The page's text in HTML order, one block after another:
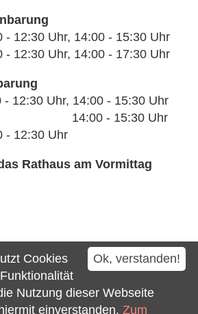
Uhr, 14:00 - 15:30 Uhr
12:30 Uhr, 14:00 - 17:30 Uhr
Uhr, 14:00 - 15:30 Uhr
- 15:30 Uhr
Uhr
Rathaus am Vormittag
Kontakt
Impressum
Datenschutz
Ok, verstanden!
Cookies
Nutzung dieser Webseite
einverstanden. Zum